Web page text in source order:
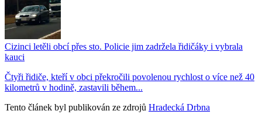
Cizinci letěli obcí přes sto. Policie jim zadržela řidičáky i vybrala
kauci
Čtyři řidiče, kteří v obci překročili povolenou rychlost o více než 40
kilometrů v hodině, zastavili během...
Tento článek byl publikován ze zdrojů Hradecká Drbna